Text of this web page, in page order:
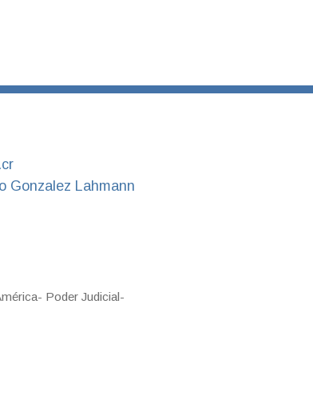
Gonzalez Lahmann
Poder Judicial-